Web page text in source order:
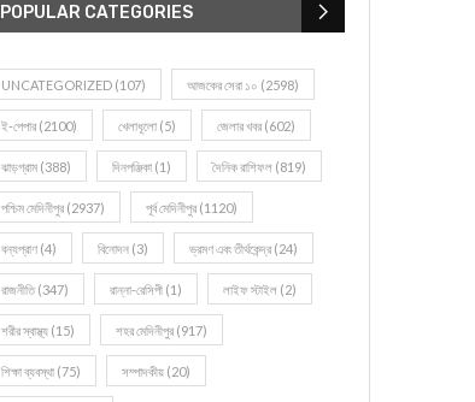
POPULAR CATEGORIES
UNCATEGORIZED (107) আজকের সেরা ১০ (2598)
ই-পেপার (2100) খেলাধূলো (5) জেলার খবর (602)
ঝাড়গ্রাম (388) দিনপঞ্জিকা (1) দৈনিক রাশিফল (819)
পশ্চিম মেদিনীপুর (2937) পূর্ব মেদিনীপুর (1120)
বন্যপ্রাণ (4) বিনোদন (3) ভ্রমণ এবং তীর্থকেন্দ্র (24)
রাজনীতি(347) রান্না-রেসিপী (1) লাইফ স্টাইল (2)
শরীর স্বাস্থ্য (15) শহর মেদিনীপুর (917)
শিক্ষা ব্যবস্থা (75) সম্পাদকীয় (20)